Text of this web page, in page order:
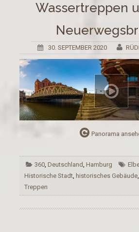
Wassertreppen
30. SEPTEMBER 2020
Panorama
360 ,Deutschland ,Hamburg
Historische Stadt historisches Gebäude
Treppen